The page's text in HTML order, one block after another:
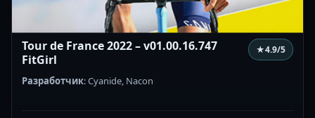
Tour de France 2022 – v01.00.16.747
FitGirl
★4.9/5
Разработчик: Cyanide, Nacon